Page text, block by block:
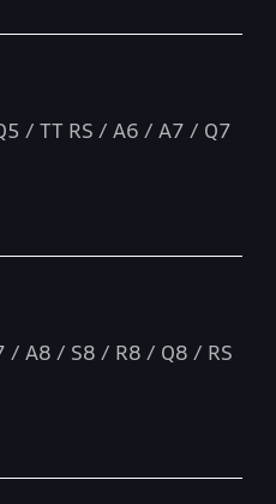
/ TT RS / A6 / A7 / Q7
/ A8 / S8 / R8 / Q8 / RS